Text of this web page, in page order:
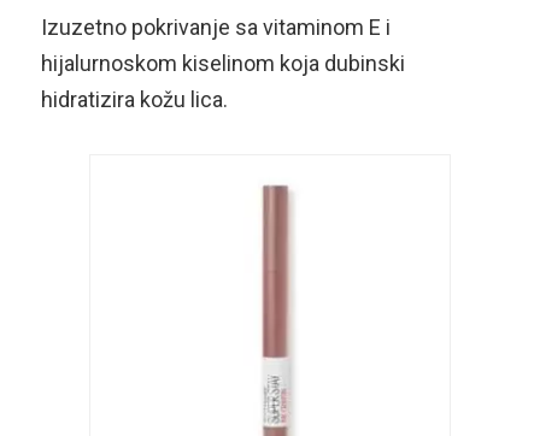
Izuzetno pokrivanje sa vitaminom E i
hijalurnoskom kiselinom koja dubinski
hidratizira kožu lica.